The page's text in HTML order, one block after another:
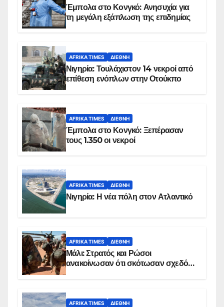
Έμπολα στο Κονγκό: Ανησυχία για
τη μεγάλη εξάπλωση της επιδημίας
AFRIKA TIMES ΔΙΕΘΝΉ
Νιγηρία: Τουλάχιστον 14 νεκροί από
επίθεση ενόπλων στην Οτούκπο
AFRIKA TIMES ΔΙΕΘΝΉ
Έμπολα στο Κονγκό: Ξεπέρασαν
τους 1.350 οι νεκροί
AFRIKA TIMES ΔΙΕΘΝΉ
Νιγηρία: Η νέα πόλη στον Ατλαντικό
AFRIKA TIMES ΔΙΕΘΝΉ
Μάλι: Στρατός και Ρώσοι
ανακοίνωσαν ότι σκότωσαν σχεδόν
AFRIKA TIMES ΔΙΕΘΝΉ